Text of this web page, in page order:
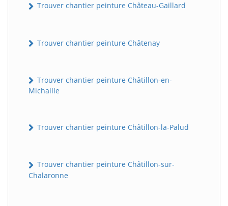
Trouver chantier peinture Château-Gaillard
Trouver chantier peinture Châtenay
Trouver chantier peinture Châtillon-en-
Michaille
Trouver chantier peinture Châtillon-la-Palud
Trouver chantier peinture Châtillon-sur-
Chalaronne